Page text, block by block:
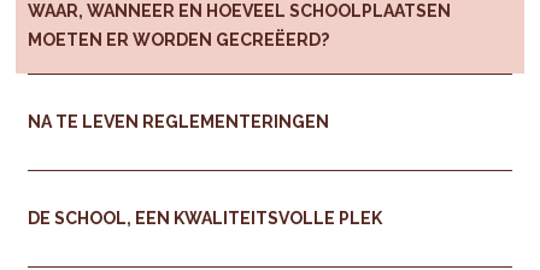
WAAR, WANNEER EN HOEVEEL SCHOOLPLAATSEN
MOETEN ER WORDEN GECREËERD?
NA TE LEVEN REGLEMENTERINGEN
DE SCHOOL, EEN KWALITEITSVOLLE PLEK